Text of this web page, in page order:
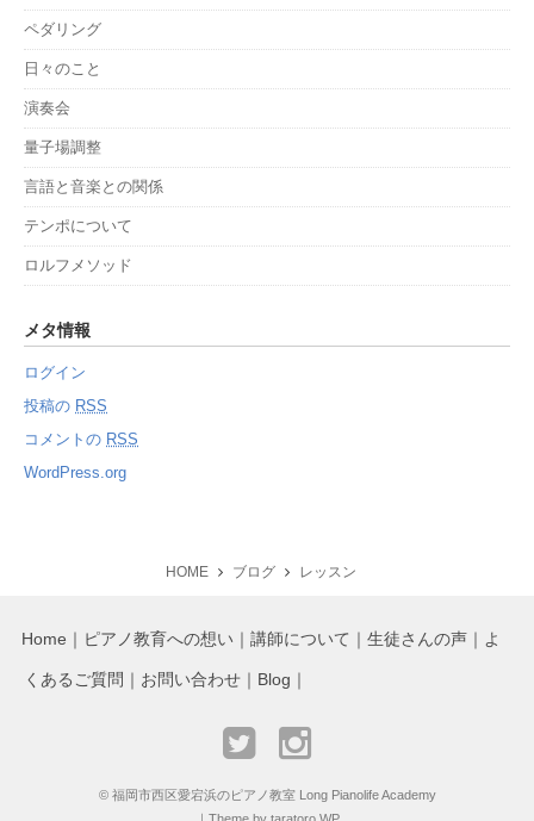
ペダリング
日々のこと
演奏会
量子場調整
言語と音楽との関係
テンポについて
ロルフメソッド
メタ情報
ログイン
投稿の RSS
コメントの RSS
WordPress.org
HOME ブログ レッスン
Home ピアノ教育への想い 講師について 生徒さんの声 よ
くあるご質問 お問い合わせ Blog
© 福岡市西区愛宕浜のピアノ教室 Long Pianolife Academy